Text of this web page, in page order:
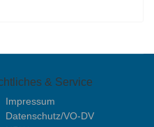
& Service
Impressum
Datenschutz/VO-DV